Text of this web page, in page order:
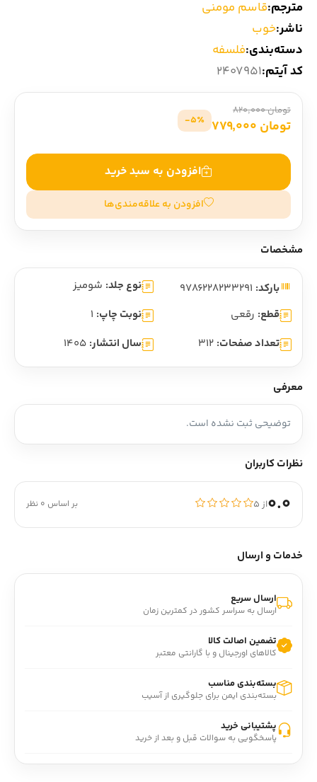
مترجم:قاسم مومنی
ناشر:خوب
دسته‌بندی:فلسفه
کد آیتم:2407951
تومان 820,000
تومان 779,000 5٪-
افزودن به سبد خرید
افزودن به علاقه‌مندی‌ها
مشخصات
بارکد: نوع جلد: شومیز
قطع: رقعی نوبت چاپ: 1
تعداد صفحات: 312 سال انتشار: 1405
معرفی
توضیحی ثبت نشده است.
نظرات کاربران
0.0از ۵ بر اساس 0 نظر
خدمات و ارسال
ارسال سریع
ارسال به سراسر کشور در کمترین زمان
تضمین اصالت کالا
کالاهای اورجینال و با گارانتی معتبر
بسته‌بندی مناسب
بسته‌بندی ایمن برای جلوگیری از آسیب
پشتیبانی خرید
پاسخگویی به سوالات قبل و بعد از خرید